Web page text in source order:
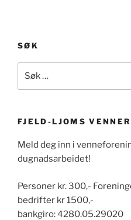
SØK
etter:
FJELD-LJOMS VENNER
Meld deg inn i
dugnadsarbeidet!
Personer kr. 300,-
bedrifter kr 1500,-
bankgiro: 4280.05.29020